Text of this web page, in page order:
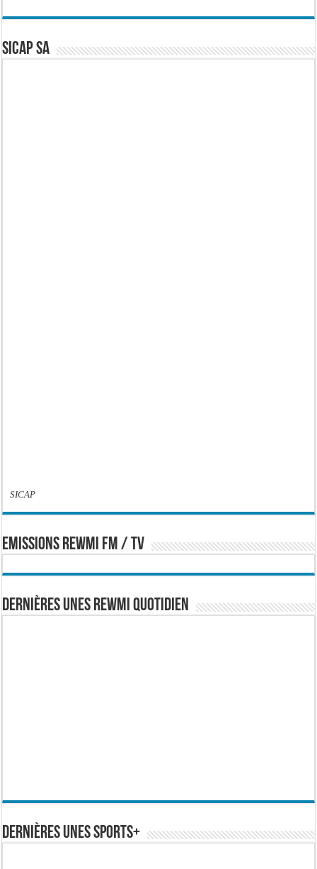
SICAP SA
SICAP
EMISSIONS REWMI FM / TV
Dernières Unes Rewmi Quotidien
Dernières Unes Sports+